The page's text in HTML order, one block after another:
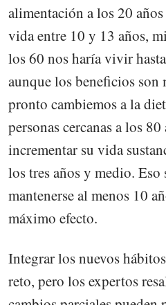
alimentación a los 20
vida entre 10 y 13 años,
los 60 nos haría vivir
aunque los beneficios son
pronto cambiemos a la
personas cercanas a los
incrementar su vida
los tres años y medio. Eso
mantenerse al menos 10
máximo efecto.
Integrar los nuevos
reto, pero los expertos